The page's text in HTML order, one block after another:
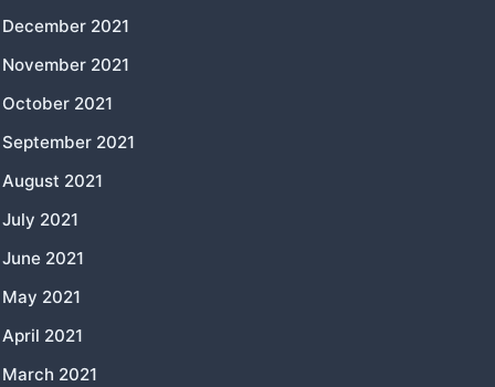
December 2021
November 2021
October 2021
September 2021
August 2021
July 2021
June 2021
May 2021
April 2021
March 2021